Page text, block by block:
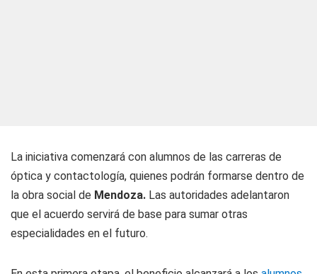
La iniciativa comenzará con alumnos de las carreras de
óptica y contactología, quienes podrán formarse dentro de
la obra social de Mendoza. Las autoridades adelantaron
que el acuerdo servirá de base para sumar otras
especialidades en el futuro.